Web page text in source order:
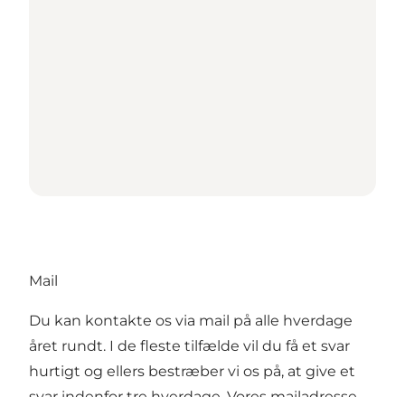
Mail
Du kan kontakte os via mail på alle hverdage
året rundt. I de fleste tilfælde vil du få et svar
hurtigt og ellers bestræber vi os på, at give et